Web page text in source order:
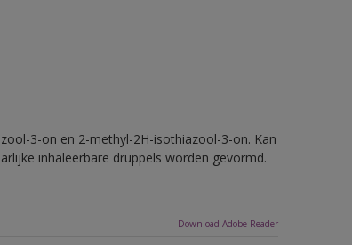
3-on en 2-methyl-2H-isothiazool-3-on. Kan
inhaleerbare druppels worden gevormd.
Download Adobe Reader